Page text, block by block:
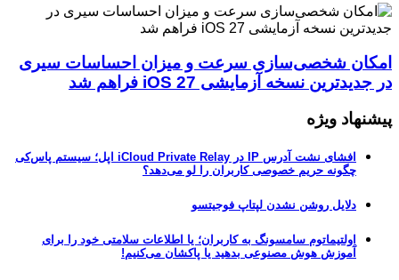
امکان شخصی‌سازی سرعت و میزان احساسات سیری
در جدیدترین نسخه آزمایشی iOS 27 فراهم شد
پیشنهاد ویژه
افشای نشت آدرس IP در iCloud Private Relay اپل؛ سیستم پاس‌کی
چگونه حریم خصوصی کاربران را لو می‌دهد؟
دلایل روشن نشدن لپتاپ فوجیتسو
اولتیماتوم سامسونگ به کاربران؛ یا اطلاعات سلامتی خود را برای
آموزش هوش مصنوعی بدهید یا پاکشان می‌کنیم!